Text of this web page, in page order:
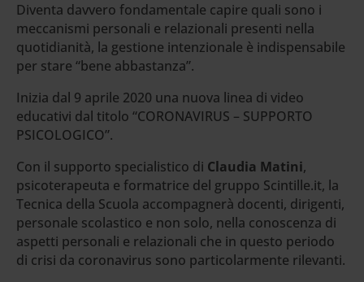
Diventa davvero fondamentale capire quali sono i
meccanismi personali e relazionali presenti nella
quotidianità, la gestione intenzionale è indispensabile
per stare “bene abbastanza”.
Inizia dal 9 aprile 2020 una nuova linea di video
educativi dal titolo “CORONAVIRUS – SUPPORTO
PSICOLOGICO”.
Con il supporto specialistico di Claudia Matini,
psicoterapeuta e formatrice del gruppo Scintille.it, la
Tecnica della Scuola accompagnerà docenti, dirigenti,
personale scolastico e non solo, nella conoscenza di
aspetti personali e relazionali che in questo periodo
di crisi da coronavirus sono particolarmente rilevanti.